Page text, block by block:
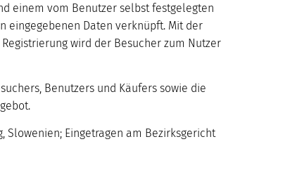
einem vom Benutzer selbst festgelegten
eingegebenen Daten verknüpft. Mit der
wird der Besucher zum Nutzer
Benutzers und Käufers sowie die
Slowenien; Eingetragen am Bezirksgericht